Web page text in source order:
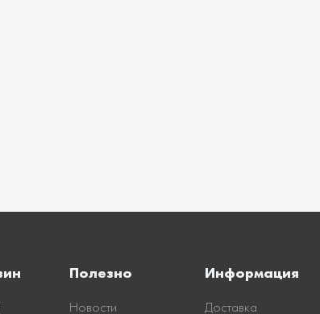
Полезно
Новости
Информация
Доставка